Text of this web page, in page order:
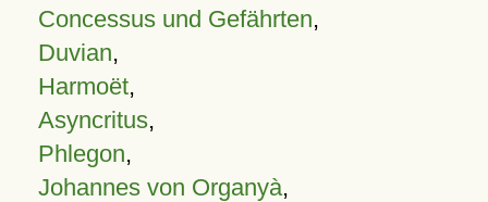
Concessus und Gefährten,
Duvian,
Harmoët,
Asyncritus,
Phlegon,
Johannes von Organyà,